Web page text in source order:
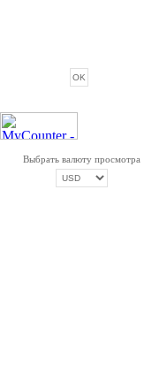
Выбрать валюту просмотра